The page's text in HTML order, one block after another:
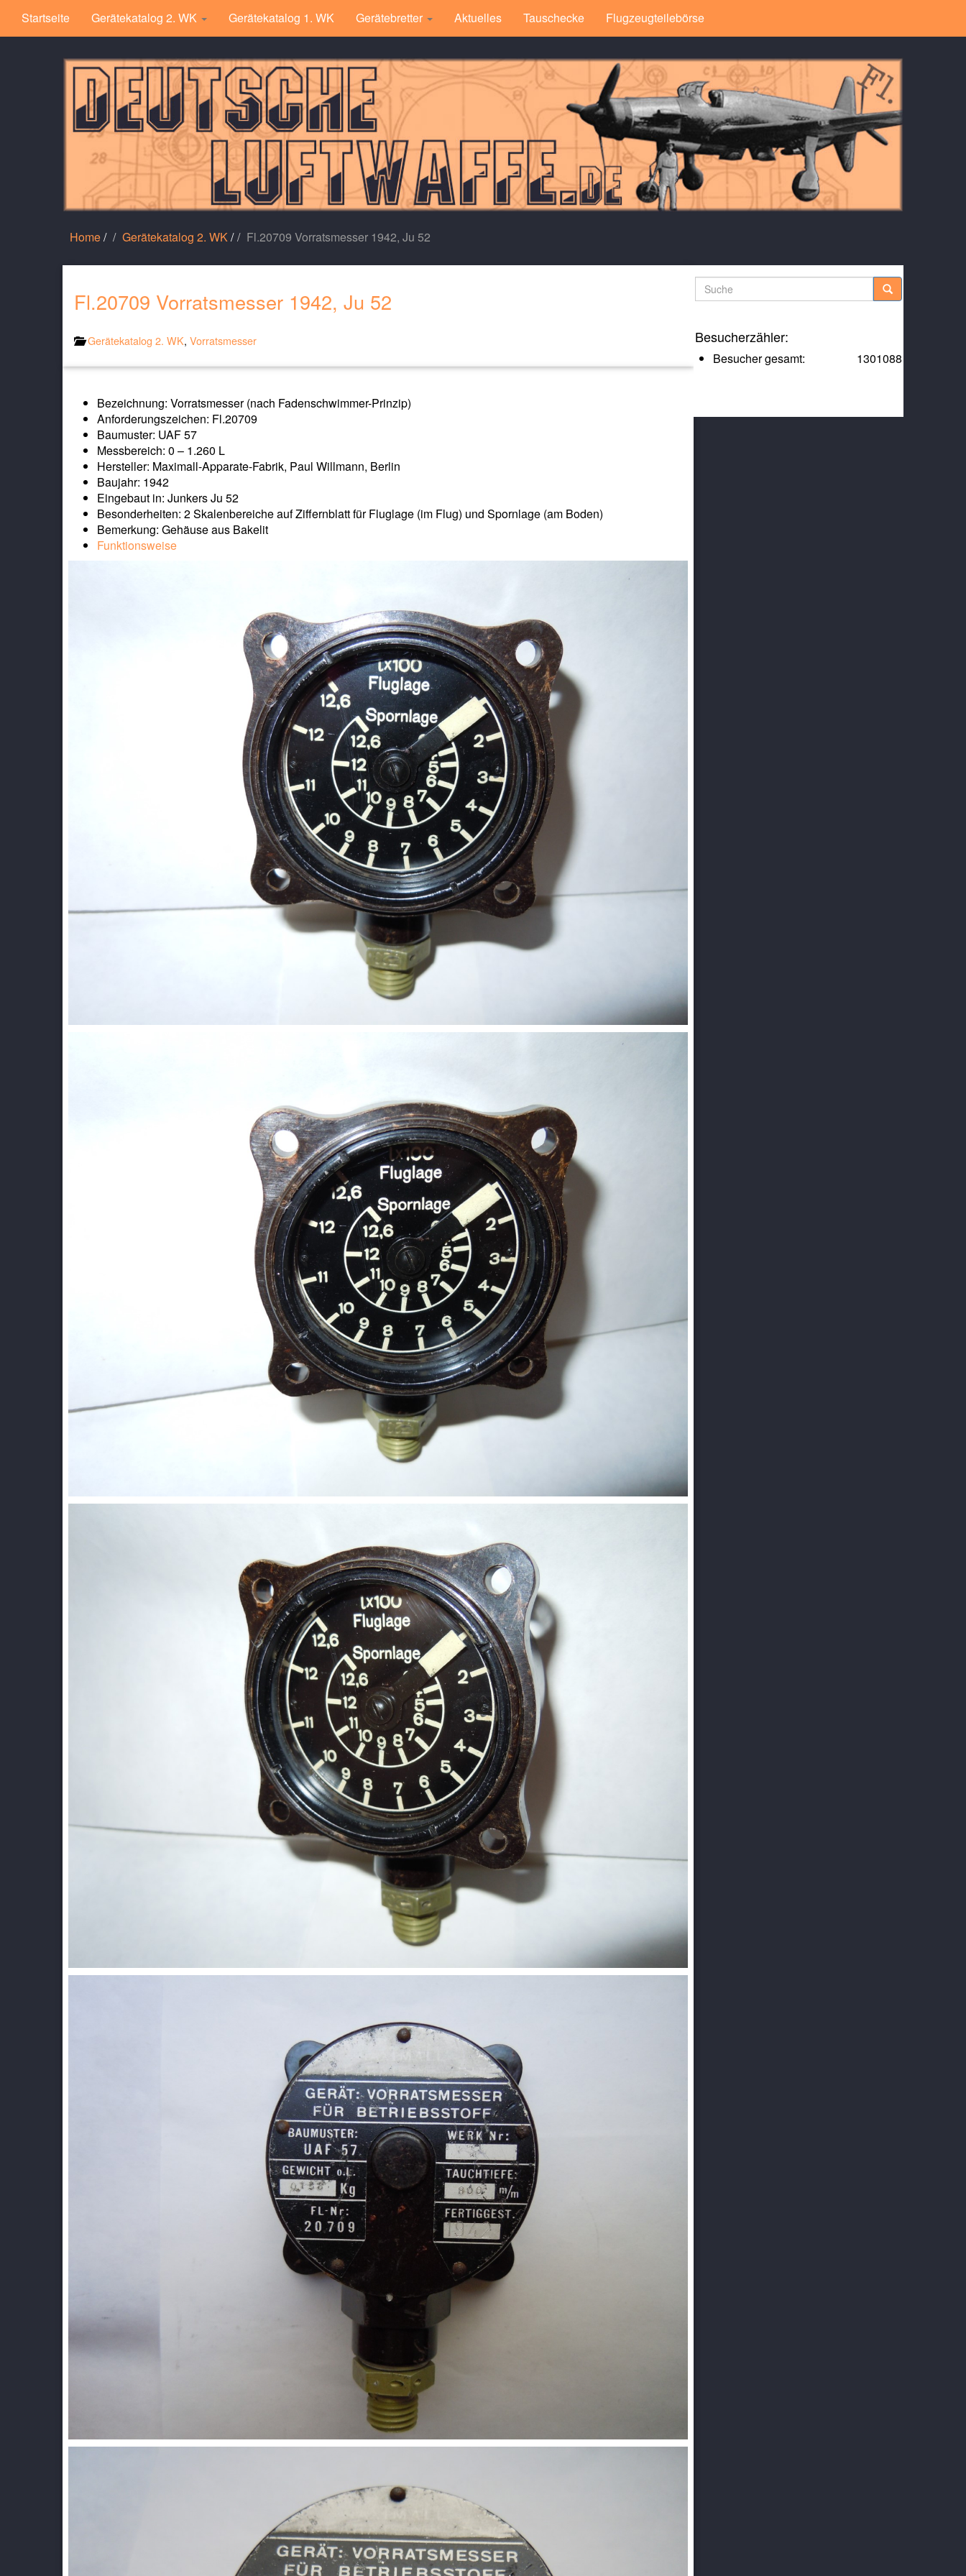
Startseite Gerätekatalog 2. WK Gerätekatalog 1. WK Gerätebretter Aktuelles Tauschecke Flugzeugteilebörse
Home/ Gerätekatalog 2. WK / Fl.20709 Vorratsmesser 1942, Ju 52
Fl.20709 Vorratsmesser 1942, Ju 52
Gerätekatalog 2. WK, Vorratsmesser
Bezeichnung: Vorratsmesser (nach Fadenschwimmer-Prinzip)
Anforderungszeichen: Fl.20709
Baumuster: UAF 57
Messbereich: 0 – 1.260 L
Hersteller: Maximall-Apparate-Fabrik, Paul Willmann, Berlin
Baujahr: 1942
Eingebaut in: Junkers Ju 52
Besonderheiten: 2 Skalenbereiche auf Ziffernblatt für Fluglage (im Flug) und Spornlage (am Boden)
Bemerkung: Gehäuse aus Bakelit
Funktionsweise
Suche
Besucherzähler:
1301088
Besucher gesamt: